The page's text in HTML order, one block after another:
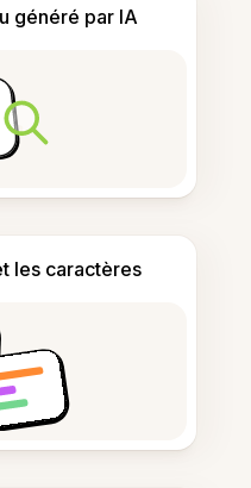
généré par IA
les caractères